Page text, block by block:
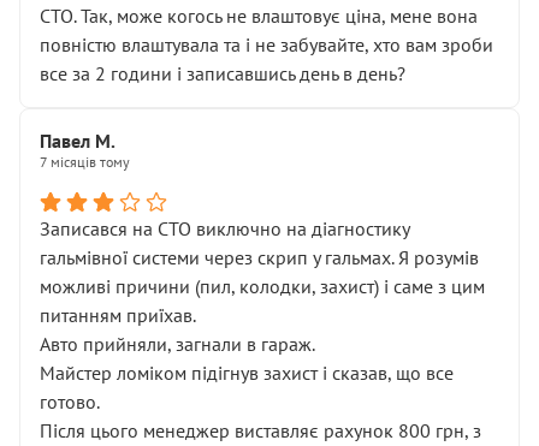
СТО. Так, може когось не влаштовує ціна, мене вона
повністю влаштувала та і не забувайте, хто вам зроби
все за 2 години і записавшись день в день?
Павел М.
7 місяців тому
Записався на СТО виключно на діагностику
гальмівної системи через скрип у гальмах. Я розумів
можливі причини (пил, колодки, захист) і саме з цим
питанням приїхав.
Авто прийняли, загнали в гараж.
Майстер ломіком підігнув захист і сказав, що все
готово.
Після цього менеджер виставляє рахунок 800 грн, з